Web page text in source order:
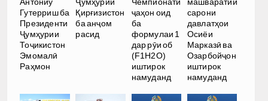
Антониу
Гутерриш ба
Президенти
Ҷумҳурии
Тоҷикистон
Эмомалӣ
Раҳмон
Ҷумҳурии
Қирғизистон
ба анҷом
расид
Чемпионати
ҷаҳон оид
ба
формулаи 1
дар рӯи об
(F1H2O)
иштирок
намуданд
машваратии
сарони
давлатҳои
Осиёи
Марказӣ ва
Озарбойҷон
иштирок
намуданд